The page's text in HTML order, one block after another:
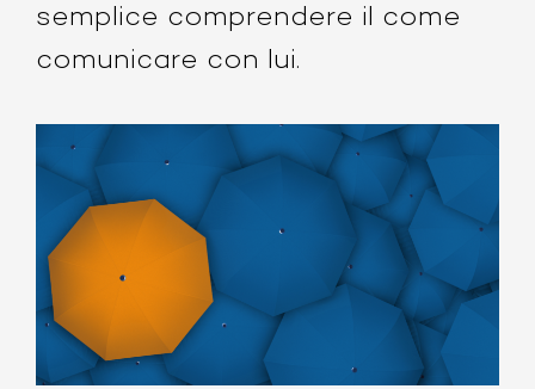
semplice comprendere il come
comunicare con lui.